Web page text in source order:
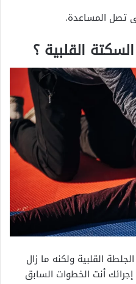
تصل المساعدة.
القلبية ؟
القلبية ولكنه ما زال
إجرائك أنت الخطوات السابق